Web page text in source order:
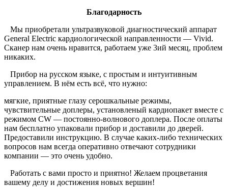
Благодарность
Мы приобретали ультразвуковой диагностический аппарат
General Electric кардиологической направленности — Vivid.
Сканер нам очень нравится, работаем уже 3ий месяц, проблем
никаких.
Прибор на русском языке, с простым и интуитивным
управлением. В нём есть всё, что нужно:
мягкие, приятные глазу серошкальные режимы,
чувствительные доплеры, установленый кардиопакет вместе с
режимом CW — постоянно-волнового доплера. После оплаты
нам бесплатно упаковали прибор и доставили до дверей.
Предоставили инструкцию. В случае каких-либо технических
вопросов нам всегда оперативно отвечают сотрудники
компании — это очень удобно.
Работать с вами просто и приятно! Желаем процветания
вашему делу и достижения новых вершин!